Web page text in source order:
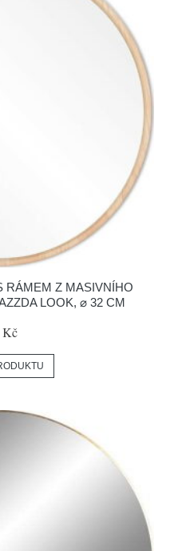
RÁMEM Z MASIVNÍHO
LOOK, ⌀ 32 CM
Kč